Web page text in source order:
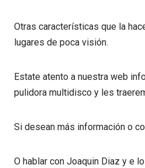
Otras características que la
lugares de poca visión.
Estate atento a nuestra web
pulidora multidisco y les
Si desean más información o
O hablar con Joaquin Diaz y e